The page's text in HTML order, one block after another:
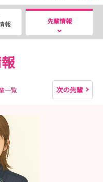
報
先輩情報
一覧 次の先輩